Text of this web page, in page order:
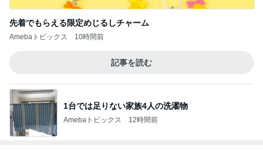
先着でもらえる限定めじるしチャーム
Amebaトピックス 10時間前
記事を読む
1台では足りない家族4人の洗濯物
Amebaトピックス 12時間前